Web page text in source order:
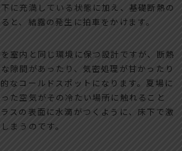
に充満している状態に加え、基礎断熱の
と、結露の発生に拍車をかけます。
室内と同じ環境に保つ設計ですが、断熱
隙間があったり、気密処理が甘かったり
なコールドスポットになります。夏場に
た空気がその冷たい場所に触れること
スの表面に水滴がつくように、床下で激
まうのです。